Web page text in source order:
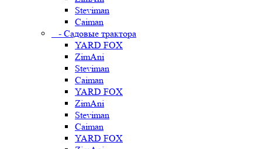
Steviman
Caiman
- Садовые трактора
YARD FOX
ZimAni
Steviman
Caiman
YARD FOX
ZimAni
Steviman
Caiman
YARD FOX